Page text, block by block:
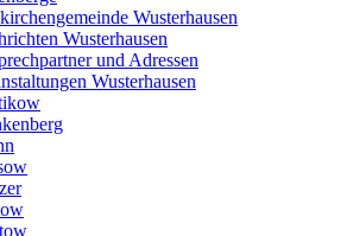
Wusterhausen
Wusterhausen
und Adressen
Wusterhausen